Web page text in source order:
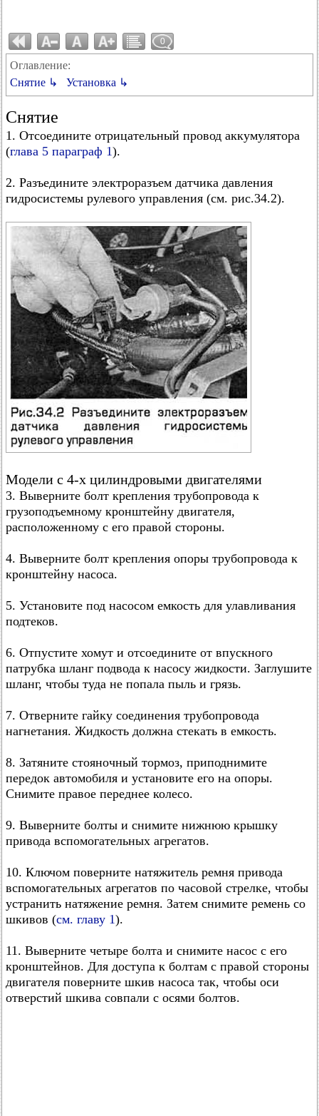
0
Оглавление:
Снятие ↳
Установка ↳
Снятие
1. Отсоедините отрицательный провод аккумулятора
(глава 5 параграф 1).
2. Разъедините электроразъем датчика давления
гидросистемы рулевого управления (см. рис.34.2).
Модели с 4-х цилиндровыми двигателями
3. Выверните болт крепления трубопровода к
грузоподъемному кронштейну двигателя,
расположенному с его правой стороны.
4. Выверните болт крепления опоры трубопровода к
кронштейну насоса.
5. Установите под насосом емкость для улавливания
подтеков.
6. Отпустите хомут и отсоедините от впускного
патрубка шланг подвода к насосу жидкости. Заглушите
шланг, чтобы туда не попала пыль и грязь.
7. Отверните гайку соединения трубопровода
нагнетания. Жидкость должна стекать в емкость.
8. Затяните стояночный тормоз, приподнимите
передок автомобиля и установите его на опоры.
Снимите правое переднее колесо.
9. Выверните болты и снимите нижнюю крышку
привода вспомогательных агрегатов.
10. Ключом поверните натяжитель ремня привода
вспомогательных агрегатов по часовой стрелке, чтобы
устранить натяжение ремня. Затем снимите ремень со
шкивов (см. главу 1).
11. Выверните четыре болта и снимите насос с его
кронштейнов. Для доступа к болтам с правой стороны
двигателя поверните шкив насоса так, чтобы оси
отверстий шкива совпали с осями болтов.